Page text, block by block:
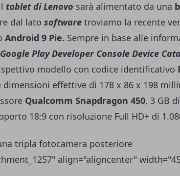
tablet di Lenovo sarà alimentato da una
dal lato software troviamo la recente
Android 9 Pie. Sempre in base alle
Google Play Developer Console Device
modello con codice identificativo
dimensioni effettive di 178 x 86 x 198
Qualcomm Snapdragon 450, 3 GB
18:9 con risoluzione Full HD+ di
tripla fotocamera posteriore
align="aligncenter"